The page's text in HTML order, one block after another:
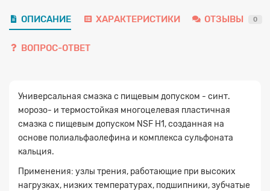
ОПИСАНИЕ ХАРАКТЕРИСТИКИ ОТЗЫВЫ 0
ВОПРОС-ОТВЕТ
Универсальная смазка с пищевым допуском - синт.
морозо- и термостойкая многоцелевая пластичная
смазка с пищевым допуском NSF H1, созданная на
основе полиальфаолефина и комплекса сульфоната
кальция.
Применения: узлы трения, работающие при высоких
нагрузках, низких температурах, подшипники, зубчатые